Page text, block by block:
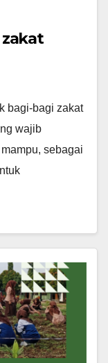
zakat
bagi-bagi zakat
wajib
sebagai